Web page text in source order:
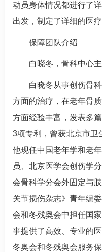
动员身体情况都进行了
出发，制定了详细的医
保障团队介绍
白晓冬 ， 骨科中心
白晓冬从事创伤骨科
方面的治疗，在老年骨
方面经验丰富，发表多
3项专利，曾获北京市卫
他现任中国老年学和老
员、北京医学会创伤学
会骨科学分会外固定与
关节损伤杂志》青年编
会和冬残奥会中担任国
事提供了高效、专业的
冬奥会和冬残奥会服务保